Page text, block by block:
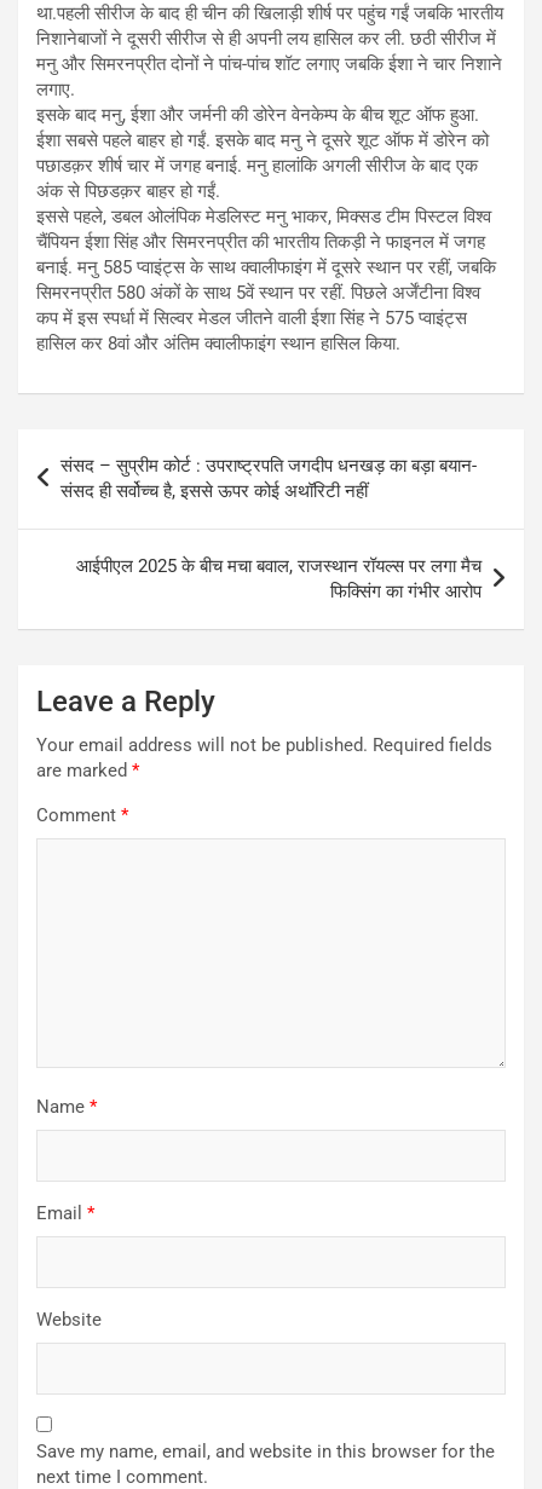
था.पहली सीरीज के बाद ही चीन की खिलाड़ी शीर्ष पर पहुंच गईं जबकि भारतीय
निशानेबाजों ने दूसरी सीरीज से ही अपनी लय हासिल कर ली. छठी सीरीज में
मनु और सिमरनप्रीत दोनों ने पांच-पांच शॉट लगाए जबकि ईशा ने चार निशाने
लगाए.
इसके बाद मनु, ईशा और जर्मनी की डोरेन वेनकेम्प के बीच शूट ऑफ हुआ.
ईशा सबसे पहले बाहर हो गईं. इसके बाद मनु ने दूसरे शूट ऑफ में डोरेन को
पछाडक़र शीर्ष चार में जगह बनाई. मनु हालांकि अगली सीरीज के बाद एक
अंक से पिछडक़र बाहर हो गईं.
इससे पहले, डबल ओलंपिक मेडलिस्ट मनु भाकर, मिक्सड टीम पिस्टल विश्व
चैंपियन ईशा सिंह और सिमरनप्रीत की भारतीय तिकड़ी ने फाइनल में जगह
बनाई. मनु 585 प्वाइंट्स के साथ क्वालीफाइंग में दूसरे स्थान पर रहीं, जबकि
सिमरनप्रीत 580 अंकों के साथ 5वें स्थान पर रहीं. पिछले अर्जेंटीना विश्व
कप में इस स्पर्धा में सिल्वर मेडल जीतने वाली ईशा सिंह ने 575 प्वाइंट्स
हासिल कर 8वां और अंतिम क्वालीफाइंग स्थान हासिल किया.
navigation
संसद – सुप्रीम कोर्ट : उपराष्ट्रपति जगदीप धनखड़ का बड़ा बयान-
संसद ही सर्वोच्च है, इससे ऊपर कोई अथॉरिटी नहीं
आईपीएल 2025 के बीच मचा बवाल, राजस्थान रॉयल्स पर लगा मैच
फिक्सिंग का गंभीर आरोप
Leave a Reply
Your email address will not be published. Required fields
are marked *
Comment *
Name *
Email *
Website
Save my name, email, and website in this browser for the
next time I comment.